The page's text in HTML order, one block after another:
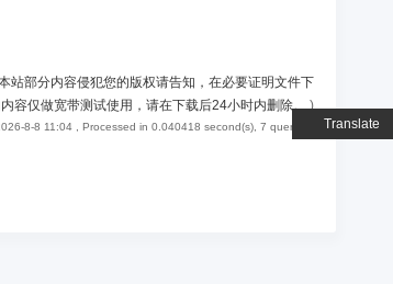
Translate
站部分内容侵犯您的版权请告知，在必要证明文件下
容仅做宽带测试使用，请在下载后24小时内删除。)
8-8 11:04 , Processed in 0.040418 second(s), 7 queries .